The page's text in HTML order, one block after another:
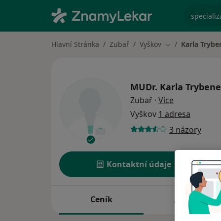
Hlavní Stránka Zubař Vyškov Změna města
Karla
MUDr. Karla
Zubař · Více
Vyškov 1 adresa
3 názory
Kontaktní údaje
Ceník Adresy